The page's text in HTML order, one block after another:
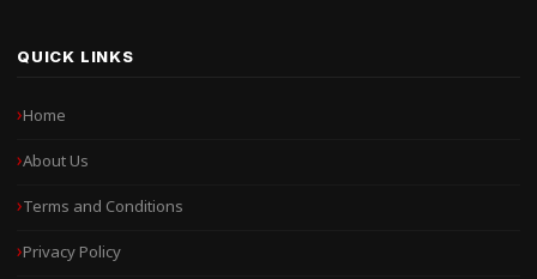
QUICK LINKS
Home
About Us
Terms and Conditions
Privacy Policy